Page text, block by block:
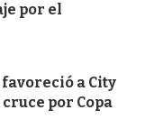
por el
a City
por Copa